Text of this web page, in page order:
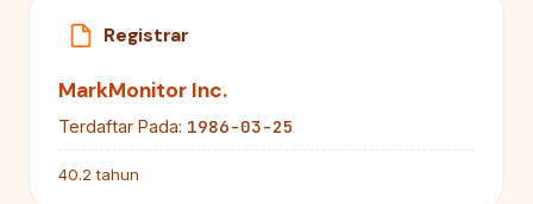
Registrar
MarkMonitor Inc.
Terdaftar Pada: 1986-03-25
40.2 tahun